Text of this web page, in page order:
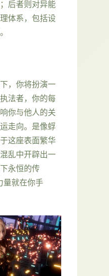
后者则对异能
体系，包括设
，你将扮演一
法者，你的每
你与他人的关
走向。是像蜉
这座表面繁华
乱中开辟出一
永恒的传
量就在你手